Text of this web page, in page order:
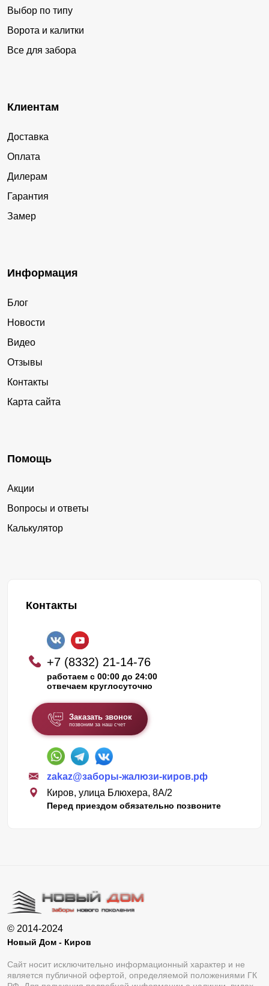
Выбор по типу
Ворота и калитки
Все для забора
Клиентам
Доставка
Оплата
Дилерам
Гарантия
Замер
Информация
Блог
Новости
Видео
Отзывы
Контакты
Карта сайта
Помощь
Акции
Вопросы и ответы
Калькулятор
Контакты
+7 (8332) 21-14-76
работаем с 00:00 до 24:00
отвечаем круглосуточно
Заказать звонок
позвоним за наш счет
zakaz@заборы-жалюзи-киров.рф
Киров, улица Блюхера, 8А/2
Перед приездом обязательно позвоните
© 2014-2024
Новый Дом - Киров
Сайт носит исключительно информационный характер и не
является публичной офертой, определяемой положениями ГК